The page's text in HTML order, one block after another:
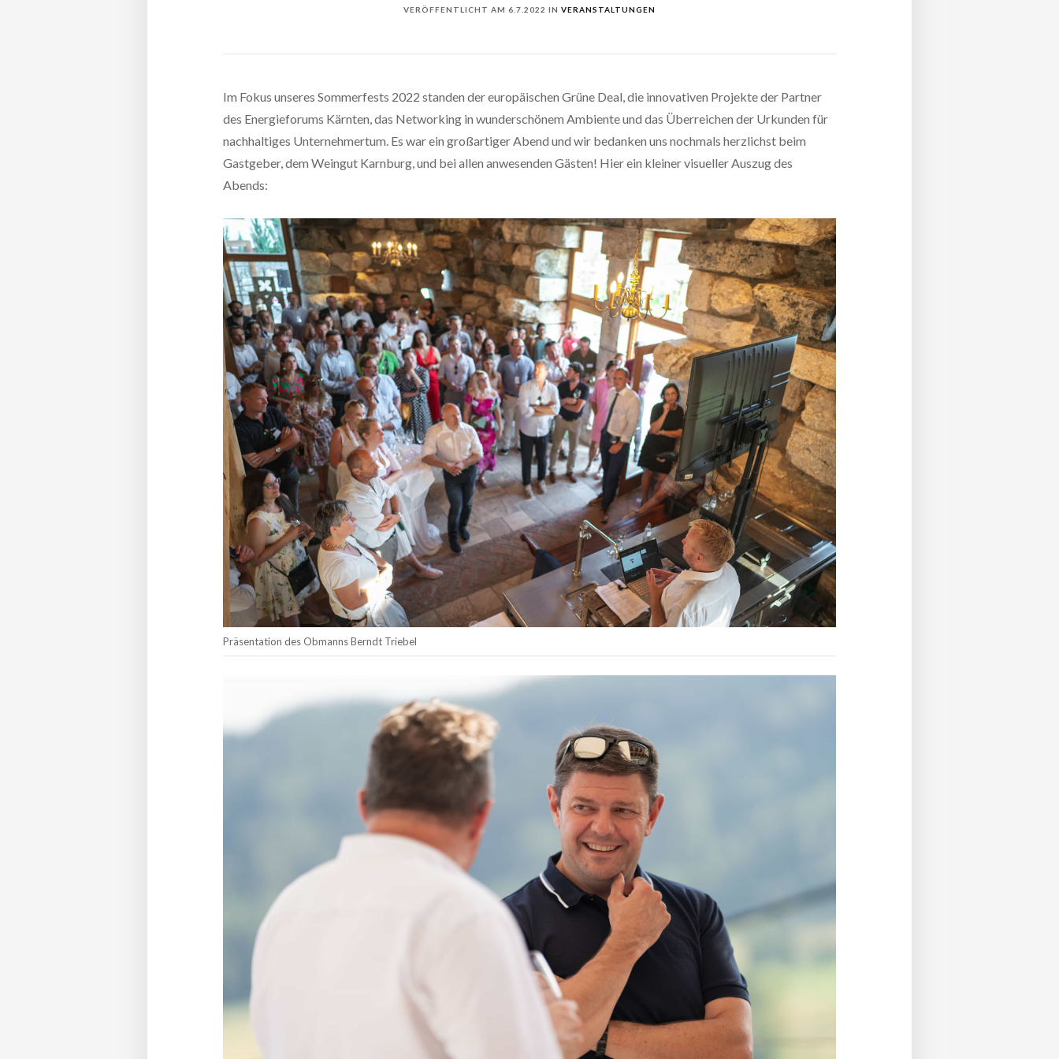
VERÖFFENTLICHT AM 6.7.2022 IN VERANSTALTUNGEN
Im Fokus unseres Sommerfests 2022 standen der europäischen Grüne Deal, die innovativen Projekte der Partner
des Energieforums Kärnten, das Networking in wunderschönem Ambiente und das Überreichen der Urkunden für
nachhaltiges Unternehmertum. Es war ein großartiger Abend und wir bedanken uns nochmals herzlichst beim
Gastgeber, dem Weingut Karnburg, und bei allen anwesenden Gästen! Hier ein kleiner visueller Auszug des
Abends:
Präsentation des Obmanns Berndt Triebel